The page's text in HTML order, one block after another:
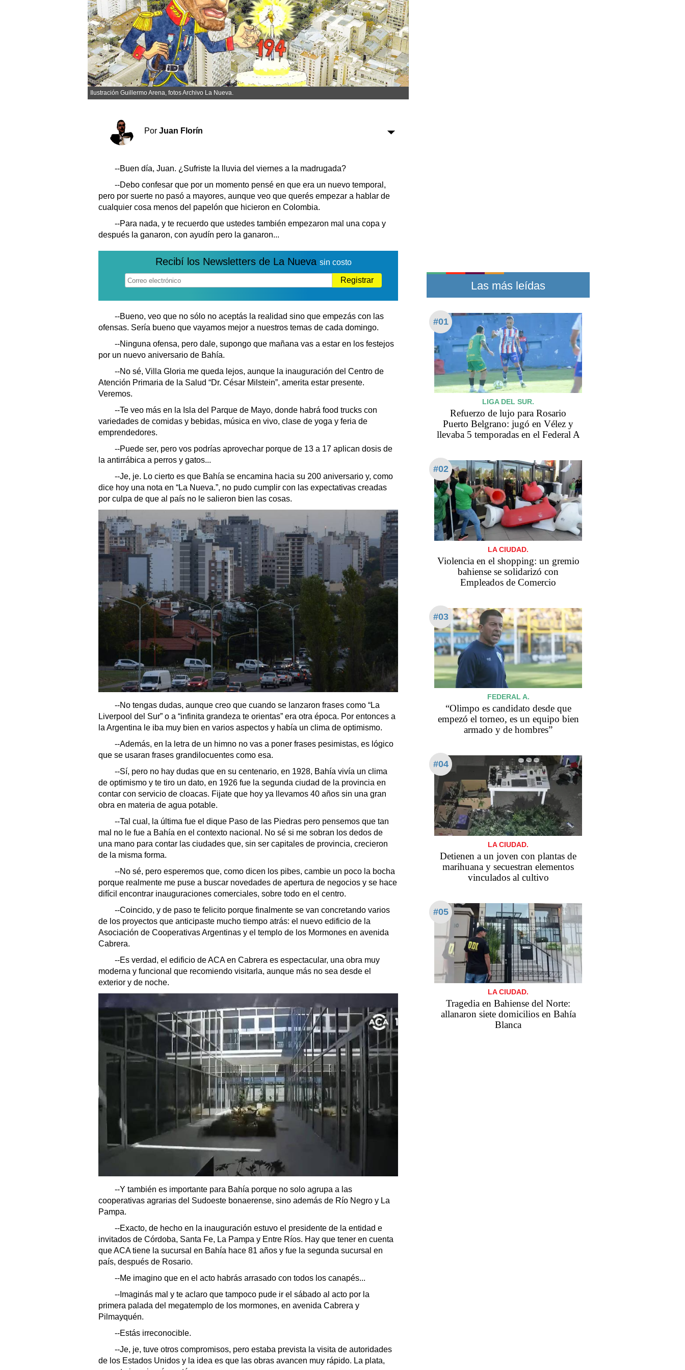
Sociedad y tiempo libre
Sociedad
Tecnología
Turismo
Salud
Es viral
El tiempo
Cartón Lleno
Clasificados
Horóscopo
Servicios
Farmacias
Loterías
Datos Útiles
Fúnebres
Edictos
Ilustración Guillermo Arena, fotos Archivo La Nueva.
Por Juan Florín
--Buen día, Juan. ¿Sufriste la lluvia del viernes a la madrugada?
--Debo confesar que por un momento pensé en que era un nuevo temporal,
pero por suerte no pasó a mayores, aunque veo que querés empezar a hablar de
cualquier cosa menos del papelón que hicieron en Colombia.
--Para nada, y te recuerdo que ustedes también empezaron mal una copa y
después la ganaron, con ayudín pero la ganaron...
Recibí los Newsletters de La Nueva sin costo
Registrar
--Bueno, veo que no sólo no aceptás la realidad sino que empezás con las
ofensas. Sería bueno que vayamos mejor a nuestros temas de cada domingo.
--Ninguna ofensa, pero dale, supongo que mañana vas a estar en los festejos
por un nuevo aniversario de Bahía.
--No sé, Villa Gloria me queda lejos, aunque la inauguración del Centro de
Atención Primaria de la Salud “Dr. César Milstein”, amerita estar presente.
Veremos.
--Te veo más en la Isla del Parque de Mayo, donde habrá food trucks con
variedades de comidas y bebidas, música en vivo, clase de yoga y feria de
emprendedores.
--Puede ser, pero vos podrías aprovechar porque de 13 a 17 aplican dosis de
la antirrábica a perros y gatos...
--Je, je. Lo cierto es que Bahía se encamina hacia su 200 aniversario y, como
dice hoy una nota en “La Nueva.”, no pudo cumplir con las expectativas creadas
por culpa de que al país no le salieron bien las cosas.
--No tengas dudas, aunque creo que cuando se lanzaron frases como “La
Liverpool del Sur” o a “infinita grandeza te orientas” era otra época. Por entonces a
la Argentina le iba muy bien en varios aspectos y había un clima de optimismo.
--Además, en la letra de un himno no vas a poner frases pesimistas, es lógico
que se usaran frases grandilocuentes como esa.
--Sí, pero no hay dudas que en su centenario, en 1928, Bahía vivía un clima
de optimismo y te tiro un dato, en 1926 fue la segunda ciudad de la provincia en
contar con servicio de cloacas. Fijate que hoy ya llevamos 40 años sin una gran
obra en materia de agua potable.
--Tal cual, la última fue el dique Paso de las Piedras pero pensemos que tan
mal no le fue a Bahía en el contexto nacional. No sé si me sobran los dedos de
una mano para contar las ciudades que, sin ser capitales de provincia, crecieron
de la misma forma.
--No sé, pero esperemos que, como dicen los pibes, cambie un poco la bocha
porque realmente me puse a buscar novedades de apertura de negocios y se hace
difícil encontrar inauguraciones comerciales, sobre todo en el centro.
--Coincido, y de paso te felicito porque finalmente se van concretando varios
de los proyectos que anticipaste mucho tiempo atrás: el nuevo edificio de la
Asociación de Cooperativas Argentinas y el templo de los Mormones en avenida
Cabrera.
--Es verdad, el edificio de ACA en Cabrera es espectacular, una obra muy
moderna y funcional que recomiendo visitarla, aunque más no sea desde el
exterior y de noche.
--Y también es importante para Bahía porque no solo agrupa a las
cooperativas agrarias del Sudoeste bonaerense, sino además de Río Negro y La
Pampa.
--Exacto, de hecho en la inauguración estuvo el presidente de la entidad e
invitados de Córdoba, Santa Fe, La Pampa y Entre Ríos. Hay que tener en cuenta
que ACA tiene la sucursal en Bahía hace 81 años y fue la segunda sucursal en
país, después de Rosario.
--Me imagino que en el acto habrás arrasado con todos los canapés...
--Imaginás mal y te aclaro que tampoco pude ir el sábado al acto por la
primera palada del megatemplo de los mormones, en avenida Cabrera y
Pilmayquén.
--Estás irreconocible.
--Je, je, tuve otros compromisos, pero estaba prevista la visita de autoridades
de los Estados Unidos y la idea es que las obras avancen muy rápido. La plata,
Las más leídas
#01
LIGA DEL SUR.
Refuerzo de lujo para Rosario
Puerto Belgrano: jugó en Vélez y
llevaba 5 temporadas en el Federal A
#02
LA CIUDAD.
Violencia en el shopping: un gremio
bahiense se solidarizó con
Empleados de Comercio
#03
FEDERAL A.
“Olimpo es candidato desde que
empezó el torneo, es un equipo bien
armado y de hombres”
#04
LA CIUDAD.
Detienen a un joven con plantas de
marihuana y secuestran elementos
vinculados al cultivo
#05
LA CIUDAD.
Tragedia en Bahiense del Norte:
allanaron siete domicilios en Bahía
Blanca